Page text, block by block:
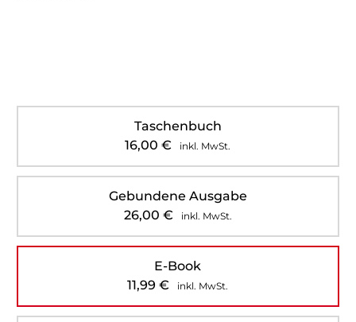
Taschenbuch
16,00€ inkl. MwSt.
Gebundene Ausgabe
26,00 € inkl. MwSt.
E-Book
11,99€ inkl. MwSt.